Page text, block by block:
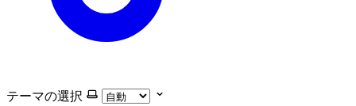
テーマの選択